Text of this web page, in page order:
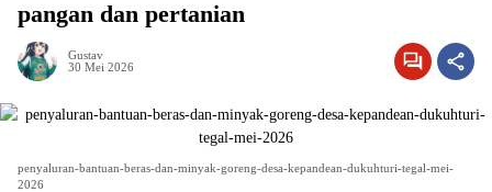
pangan dan pertanian
Gustav
30 Mei 2026
penyaluran-bantuan-beras-dan-minyak-goreng-desa-kepandean-dukuhturi-tegal-mei-
2026